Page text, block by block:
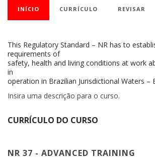
INÍCIO CURRÍCULO REVISAR
This Regulatory Standard – NR has to
requirements of
safety, health and living conditions at work
in
operation in Brazilian Jurisdictional Waters –
Insira uma descrição para o curso.
CURRÍCULO DO CURSO
NR 37 - ADVANCED TRAINING